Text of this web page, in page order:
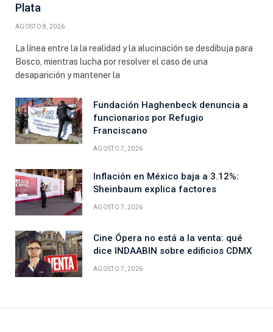
Plata
AGOSTO 8, 2026
La línea entre la la realidad y la alucinación se desdibuja para
Bosco, mientras lucha por resolver el caso de una
desaparición y mantener la
Fundación Haghenbeck denuncia a
funcionarios por Refugio
Franciscano
AGOSTO 7, 2026
Inflación en México baja a 3.12%:
Sheinbaum explica factores
AGOSTO 7, 2026
Cine Ópera no está a la venta: qué
dice INDAABIN sobre edificios CDMX
AGOSTO 7, 2026